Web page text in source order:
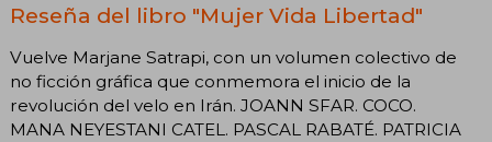
Reseña del libro "Mujer Vida Libertad"
Vuelve Marjane Satrapi, con un volumen colectivo de
no ficción gráfica que conmemora el inicio de la
revolución del velo en Irán. JOANN SFAR. COCO.
MANA NEYESTANI CATEL. PASCAL RABATÉ. PATRICIA